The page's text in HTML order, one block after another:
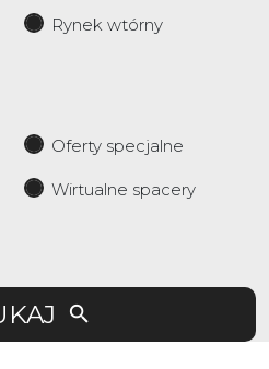
Rynek wtórny
Oferty specjalne
Wirtualne spacery